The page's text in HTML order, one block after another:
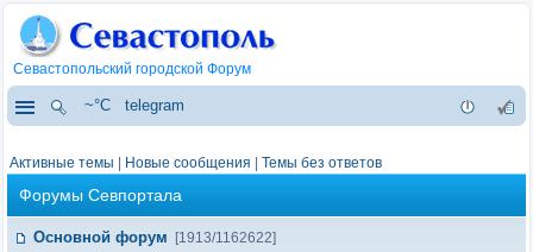
Севастопольский городской Форум
~°C telegram
Активные темы Новые сообщения Темы без ответов
Форумы Севпортала
Основной форум
[1913/1162622]